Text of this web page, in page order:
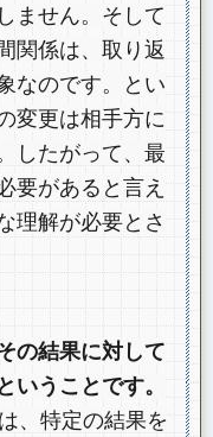
ません。そして
関係は、取り返
なのです。とい
変更は相手方に
したがって、最
要があると言え
理解が必要とさ
の結果に対して
いうことです。
、特定の結果を